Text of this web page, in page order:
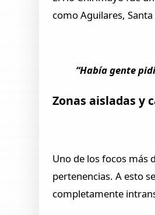
como Aguilares,
“Había gente
Zonas aisladas y
Uno de los focos más
pertenencias. A esto
completamente